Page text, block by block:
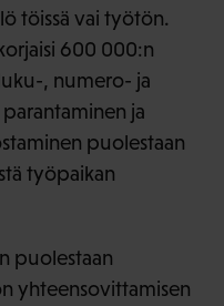
töissä vai työtön.
600 000:n
, numero- ja
ja
puolestaan
työpaikan
puolestaan
yhteensovittamisen